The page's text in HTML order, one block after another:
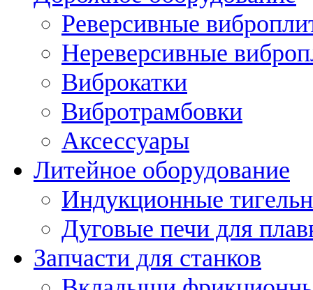
Реверсивные
Нереверсивные
Виброкатки
Вибротрамбовки
Аксессуары
Литейное оборудование
Индукционные
Дуговые печи для
Запчасти для станков